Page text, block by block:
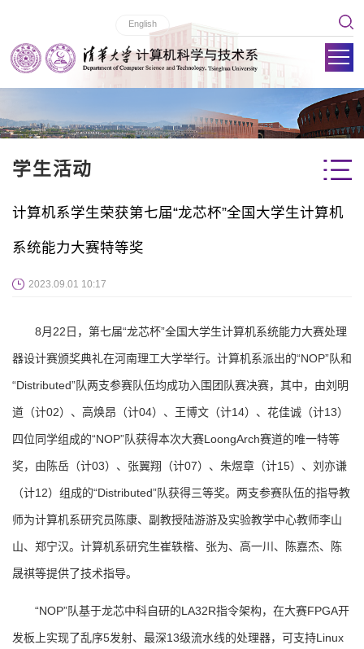
English
计算机系学生荣获第七届“龙芯杯”全国大学生计算机
系统能力大赛特等奖
2023.09.01 10:17
8月22日，第七届“龙芯杯”全国大学生计算机系统能力大赛处理
器设计赛颁奖典礼在河南理工大学举行。计算机系派出的“NOP”队和
“Distributed”队两支参赛队伍均成功入围团队赛决赛，其中，由刘明
道（计02）、高焕昂（计04）、王博文（计14）、花佳诚（计13）
四位同学组成的“NOP”队获得本次大赛LoongArch赛道的唯一特等
奖，由陈岳（计03）、张翼翔（计07）、朱煜章（计15）、刘亦谦
（计12）组成的“Distributed”队获得三等奖。两支参赛队伍的指导教
师为计算机系研究员陈康、副教授陆游游及实验教学中心教师李山
山、郑宁汉。计算机系研究生崔轶楷、张为、高一川、陈嘉杰、陈
晟祺等提供了技术指导。
“NOP”队基于龙芯中科自研的LA32R指令架构，在大赛FPGA开
发板上实现了乱序5发射、最深13级流水线的处理器，可支持Linux
学生活动